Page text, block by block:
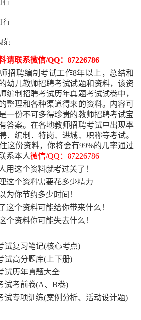
行
行
范
请联系微信/QQ：87226786
招聘编制考试工作8年以上，总结和
幼儿教师招聘考试试题和资料，该资
编制招聘考试历年真题考试试卷中，
整理和各种渠道得来的资料。内容可
一份不可多得珍贵的教师招聘考试宝
答案。在各地教师招聘考试中出现率
、编制、特岗、进城、职称等考试。
这份资料，你将会有99%的几率通过
系本人微信/QQ：87226786
这个资料就考过关了！
个资料需要花多少精力
你节约多少时间！
个资料可能给你带来什么！
资料你可能失去什么！
试复习笔记(核心考点)
试高分题库(上下册)
试历年真题大全
试考前卷(A、B卷)
试专项训练(案例分析、活动设计题)